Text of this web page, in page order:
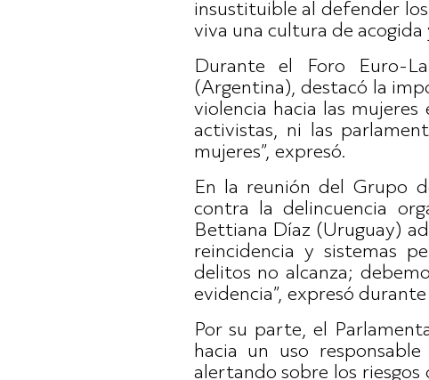
insustituible al defender
viva una cultura de acogida
Durante el Foro Euro-
(Argentina), destacó la
violencia hacia las
activistas, ni las
mujeres”, expresó.
En la reunión del Grupo
contra la delincuencia
Bettiana Díaz (Uruguay)
reincidencia y sistemas
delitos no alcanza;
evidencia”, expresó
Por su parte, el
hacia un uso
alertando sobre los